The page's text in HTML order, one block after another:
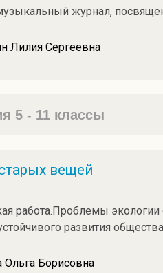
журнал,
Лилия Сергеевна
5 - 11 классы
вещей
работа.Проблемы
развития
Ольга Борисовна